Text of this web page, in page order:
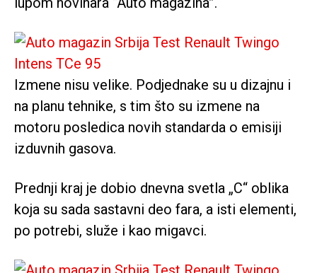
Izmene nisu velike. Podjednake su u dizajnu i
na planu tehnike, s tim što su izmene na
motoru posledica novih standarda o emisiji
izduvnih gasova.
Prednji kraj je dobio dnevna svetla „C“ oblika
koja su sada sastavni deo fara, a isti elementi,
po potrebi, služe i kao migavci.